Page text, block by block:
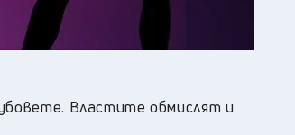
Властите обмислят и